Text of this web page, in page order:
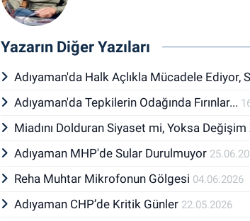
Yazarın Diğer Yazıları
Adıyaman'da Halk Açlıkla Mücadele Ediyor,
Adıyaman'da Tepkilerin Odağında Fırınlar...
Miadını Dolduran Siyaset mi, Yoksa Değişim
Adıyaman MHP'de Sular Durulmuyor
Reha Muhtar Mikrofonun Gölgesi 04.06.2026
Adıyaman CHP’de Kritik Günler 22.05.2026